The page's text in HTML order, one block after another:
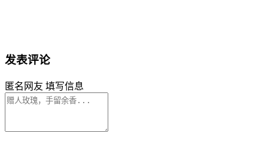
发表评论
匿名网友 填写信息